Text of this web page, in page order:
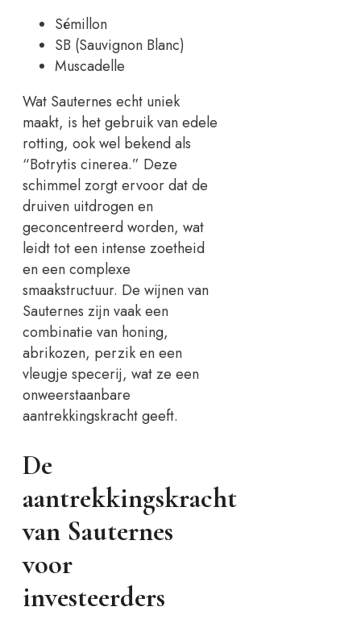
Sémillon
SB (Sauvignon Blanc)
Muscadelle
Wat Sauternes echt uniek
maakt, is het gebruik van edele
rotting, ook wel bekend als
“Botrytis cinerea.” Deze
schimmel zorgt ervoor dat de
druiven uitdrogen en
geconcentreerd worden, wat
leidt tot een intense zoetheid
en een complexe
smaakstructuur. De wijnen van
Sauternes zijn vaak een
combinatie van honing,
abrikozen, perzik en een
vleugje specerij, wat ze een
onweerstaanbare
aantrekkingskracht geeft.
De
aantrekkingskracht
van Sauternes
voor
investeerders